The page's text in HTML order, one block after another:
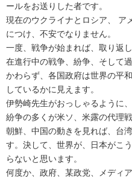
ールをお送りした者です。
現在のウクライナとロシア、 ア
につけ、不安でなりません。
一度、戦争が始まれば、取り返
在進行中の戦争、紛争、そして
かわらず、各国政府は世界の平
しているかに見えます。
伊勢崎先生がおっしゃるように
紛争の多くが米ソ、米露の代理
朝鮮、中国の動きを見れば、台
す。決して、世界が、日本がこ
らないと思います。
何度か、政府、某政党、メディ